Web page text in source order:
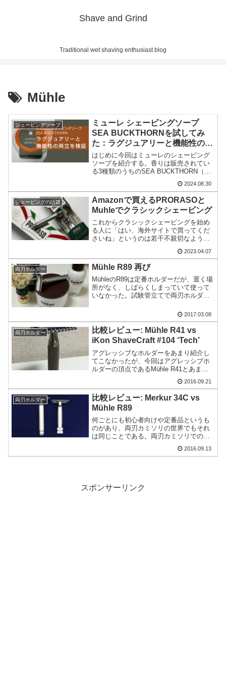
Shave and Grind
Traditional wet shaving enthusiast blog
Mühle
シェービングソープ
ミューレ シェービングソープ
SEA BUCKTHORNを試してみ
た：ラグジュアリーと機能性の両
立を検証
はじめに今回はミューレのシェービング
ソープを紹介する。香りは販売されてい
る3種類のうちのSEA BUCKTHORN（シ
ーバックソーン）である。このほかにア
ロエベラとサンダルウッドがあるのだ
が、なじみがないのがシーバックソーン
だったので、せっ...
2024.08.30
シェービングの話題
Amazonで買えるPRORASOと
Muhleでクラシックシェービング
これからクラシックシェービングを始め
る人に「はい、海外サイトで買ってくだ
さいね」というのは若干不親切なように
豊富だし、届くまで日数がかかること以
外はメリットしかないというのは真実で
ある一方、心理的なハード...
2023.04.07
両刃ホルダー Mühle R89 再び
MühleのR89は定番ホルダーだが、置く場
所がなく、しばらくしまっていて使って
いなかった。試験管立てで両刃ホルダー
を見ることになった。2番目のホルダー一
番最初に買った両刃ホルダーは、実はフ
ェザーのポピュ...
2017.03.08
両刃ホルダー
比較レビュー: Mühle R41 vs
iKon ShaveCraft #104 ‘Tech’
アグレッシブなホルダーをあまり紹介し
てこなかったが、今回はアグレッシブホ
ルダーの頂点であるMühle R41とあまり
iKon ShaveCraft #104 'Tech'を比較する。
Mühle R41Ba...
2016.09.21
両刃ホルダー
比較レビュー: Merkur 34C vs
Mühle R89
何ごとにも初心者向けや定番品というも
のがあり、両刃カミソリの世界でもそれ
は同じことである。両刃カミソリでのク
って、イロイロ調べると初心者向けや定
2016.09.13
スポンサーリンク